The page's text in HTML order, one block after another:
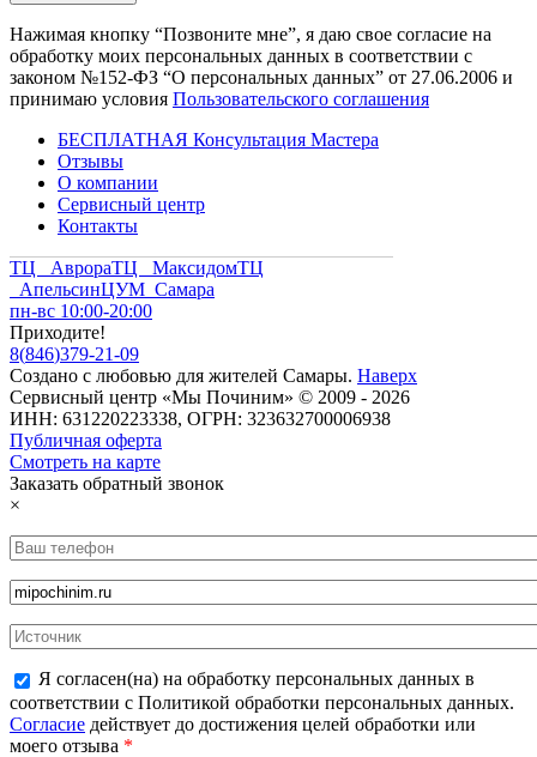
Нажимая кнопку “Позвоните мне”, я даю свое согласие на
обработку моих персональных данных в соответствии с
законом №152-ФЗ “О персональных данных” от 27.06.2006 и
принимаю условия Пользовательского соглашения
БЕСПЛАТНАЯ Консультация Мастера
Отзывы
О компании
Сервисный центр
Контакты
ТЦ АврораТЦ МаксидомТЦ
АпельсинЦУМ Самара
пн-вс 10:00-20:00
Приходите!
8(846)379-21-09
Создано с любовью для жителей Самары. Наверх
Сервисный центр «Мы Починим» © 2009 - 2026
ИНН: 631220223338, ОГРН: 323632700006938
Публичная оферта
Смотреть на карте
Заказать обратный звонок
×
Я согласен(на) на обработку персональных данных в
соответствии с Политикой обработки персональных данных.
Согласие действует до достижения целей обработки или
моего отзыва *